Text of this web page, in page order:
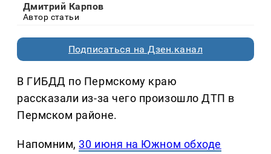
Дмитрий Карпов
Автор статьи
Подписаться на Дзен.канал
В ГИБДД по Пермскому краю
рассказали из-за чего произошло ДТП в
Пермском районе.
Напомним, 30 июня на Южном обходе